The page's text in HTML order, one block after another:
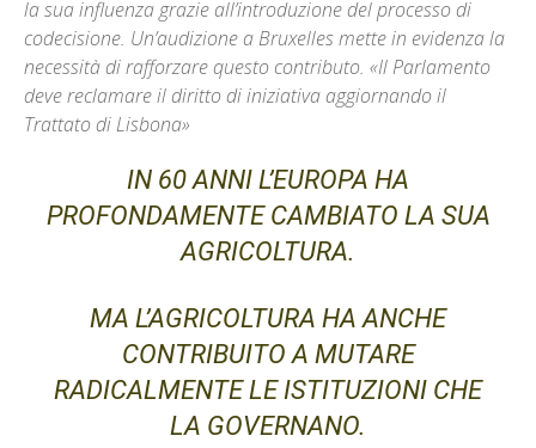
la sua influenza grazie all’introduzione del processo di
codecisione. Un’audizione a Bruxelles mette in evidenza la
necessità di rafforzare questo contributo. «Il Parlamento
deve reclamare il diritto di iniziativa aggiornando il
Trattato di Lisbona»
IN 60 ANNI L’EUROPA HA
PROFONDAMENTE CAMBIATO LA SUA
AGRICOLTURA.
MA L’AGRICOLTURA HA ANCHE
CONTRIBUITO A MUTARE
RADICALMENTE LE ISTITUZIONI CHE
LA GOVERNANO.